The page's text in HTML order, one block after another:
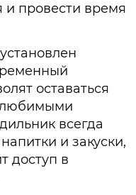
и провести время
оставаться
любимыми
всегда
и закуски,
доступ в